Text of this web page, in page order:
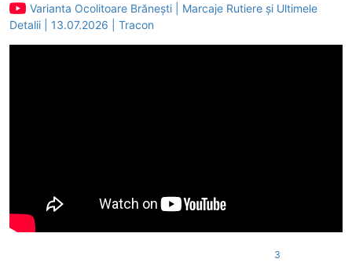
Varianta Ocolitoare Brănești | Marcaje Rutiere și Ultimele
Detalii | 13.07.2026 | Tracon
3